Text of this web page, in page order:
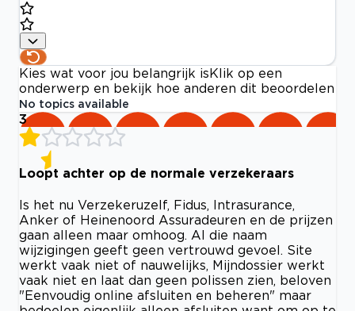
Kies wat voor jou belangrijk is Klik op een
onderwerp en bekijk hoe anderen dit beoordelen
No topics available
3
Loopt achter op de normale verzekeraars
Is het nu Verzekeruzelf, Fidus, Intrasurance,
Anker of Heinenoord Assuradeuren en de prijzen
gaan alleen maar omhoog. Al die naam
wijzigingen geeft geen vertrouwd gevoel. Site
werkt vaak niet of nauwelijks, Mijndossier werkt
vaak niet en laat dan geen polissen zien, beloven
"Eenvoudig online afsluiten en beheren" maar